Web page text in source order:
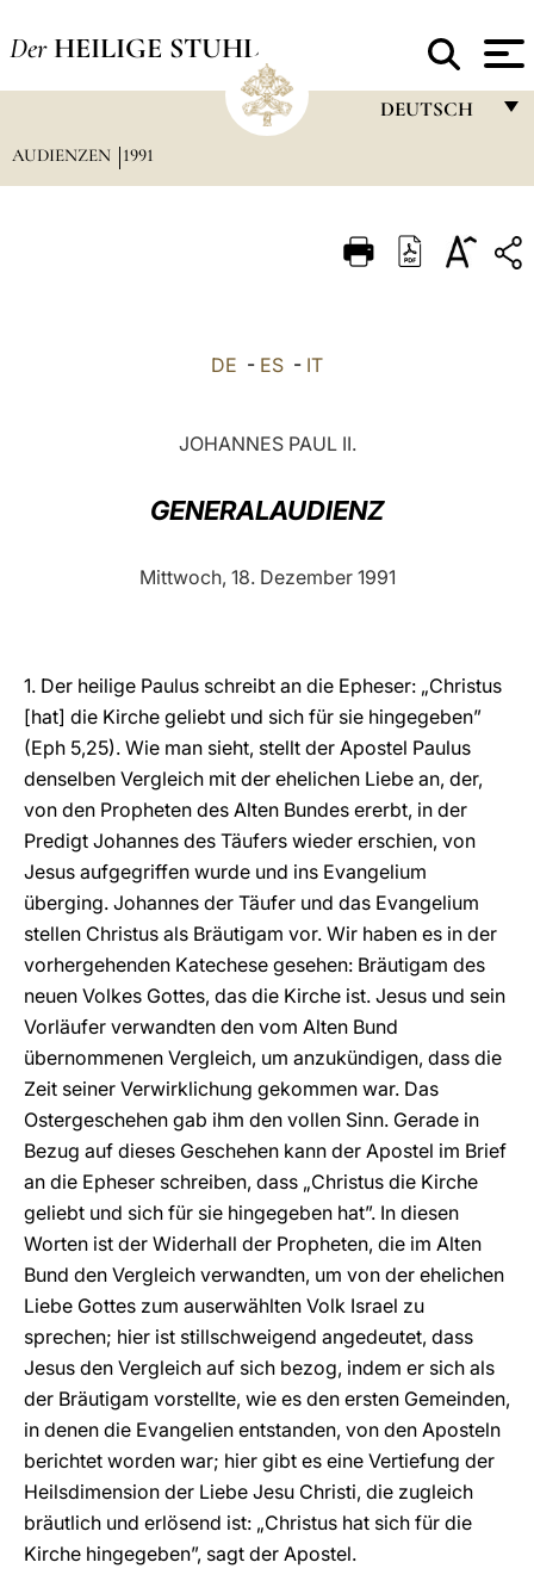
Der HEILIGE STUHL
DEUTSCH
ITALIANO
中文
LATINE
AUDIENZEN 1991
DE - ES - IT
JOHANNES PAUL II.
GENERALAUDIENZ
Mittwoch, 18. Dezember 1991
1. Der heilige Paulus schreibt an die Epheser: „Christus
[hat] die Kirche geliebt und sich für sie hingegeben”
(Eph 5,25). Wie man sieht, stellt der Apostel Paulus
denselben Vergleich mit der ehelichen Liebe an, der,
von den Propheten des Alten Bundes ererbt, in der
Predigt Johannes des Täufers wieder erschien, von
Jesus aufgegriffen wurde und ins Evangelium
überging. Johannes der Täufer und das Evangelium
stellen Christus als Bräutigam vor. Wir haben es in der
vorhergehenden Katechese gesehen: Bräutigam des
neuen Volkes Gottes, das die Kirche ist. Jesus und sein
Vorläufer verwandten den vom Alten Bund
übernommenen Vergleich, um anzukündigen, dass die
Zeit seiner Verwirklichung gekommen war. Das
Ostergeschehen gab ihm den vollen Sinn. Gerade in
Bezug auf dieses Geschehen kann der Apostel im Brief
an die Epheser schreiben, dass „Christus die Kirche
geliebt und sich für sie hingegeben hat”. In diesen
Worten ist der Widerhall der Propheten, die im Alten
Bund den Vergleich verwandten, um von der ehelichen
Liebe Gottes zum auserwählten Volk Israel zu
sprechen; hier ist stillschweigend angedeutet, dass
Jesus den Vergleich auf sich bezog, indem er sich als
der Bräutigam vorstellte, wie es den ersten Gemeinden,
in denen die Evangelien entstanden, von den Aposteln
berichtet worden war; hier gibt es eine Vertiefung der
Heilsdimension der Liebe Jesu Christi, die zugleich
bräutlich und erlösend ist: „Christus hat sich für die
Kirche hingegeben”, sagt der Apostel.